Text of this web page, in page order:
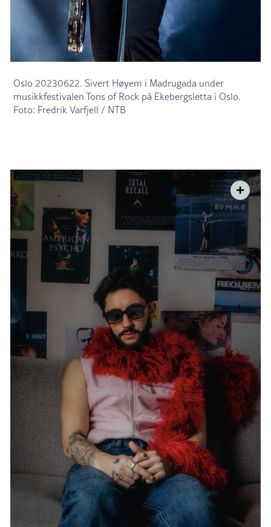
Oslo 20230622. Sivert Høyem i Madrugada under
musikkfestivalen Tons of Rock på Ekebergsletta i Oslo.
Foto: Fredrik Varfjell / NTB